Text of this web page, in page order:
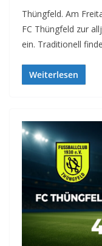
Thüngfeld. Am
FC Thüngfeld zur
ein. Traditionell
Weiterlesen